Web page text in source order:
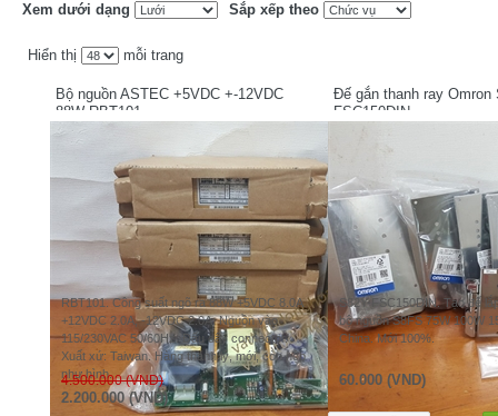
Xem dưới dạng Sắp xếp theo
Hiển thị mỗi trang
Bộ nguồn ASTEC +5VDC +-12VDC
88W RBT101
RBT101. Công suất ngõ ra 88W +5VDC 8.0A
+12VDC 2.0A, -12VDC 2.0A. Nguồn vào
115/230VAC 50/60Hz. Đấu dây connector.
Xuất xứ: Taiwan. Hàng thanh lý, mới, còn hộp
như hình.
4.500.000 (VND)
2.200.000 (VND)
Đế gắn thanh ray Omron
FSC150DIN
S82Y-FSC150DIN. Tạo đế
bộ nguồn S8FS 75W 100W
China. Mới 100%.
60.000 (VND)